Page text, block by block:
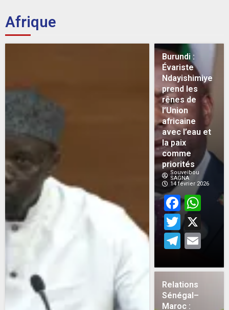
Afrique
Burundi :
Évariste
Ndayishimiye
prend les
rênes de
l’Union
africaine
avec l’eau et
la paix
comme
priorités
Souveibou
SAGNA
14 février 2026
X
Relations
Sénégal–
Maroc :